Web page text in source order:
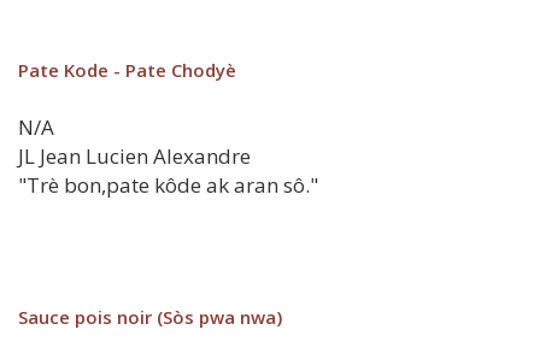
Pate Kode - Pate Chodyè
N/A
JL Jean Lucien Alexandre
"Trè bon,pate kôde ak aran sô."
Sauce pois noir (Sòs pwa nwa)